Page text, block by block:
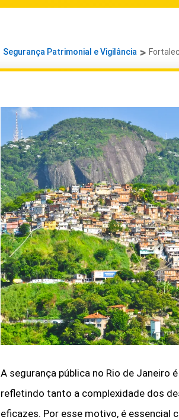
Segurança Patrimonial e Vigilância
A segurança pública no Rio de
refletindo tanto a complexidade dos
eficazes. Por esse motivo, é essencial